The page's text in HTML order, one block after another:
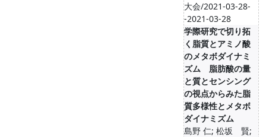
大会/2021-03-28-
-2021-03-28
学際研究で切り拓
く脂質とアミノ酸
のメタボダイナミ
ズム 脂肪酸の量
と質とセンシング
の視点からみた脂
質多様性とメタボ
ダイナミズム
島野 仁; 松坂 賢;